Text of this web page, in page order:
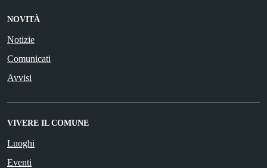
NOVITÀ
Notizie
Comunicati
Avvisi
VIVERE IL COMUNE
Luoghi
Eventi